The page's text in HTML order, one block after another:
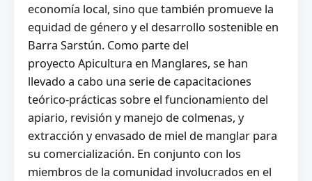
economía local, sino que también promueve la
equidad de género y el desarrollo sostenible en
Barra Sarstún. Como parte del
proyecto Apicultura en Manglares, se han
llevado a cabo una serie de capacitaciones
teórico-prácticas sobre el funcionamiento del
apiario, revisión y manejo de colmenas, y
extracción y envasado de miel de manglar para
su comercialización. En conjunto con los
miembros de la comunidad involucrados en el